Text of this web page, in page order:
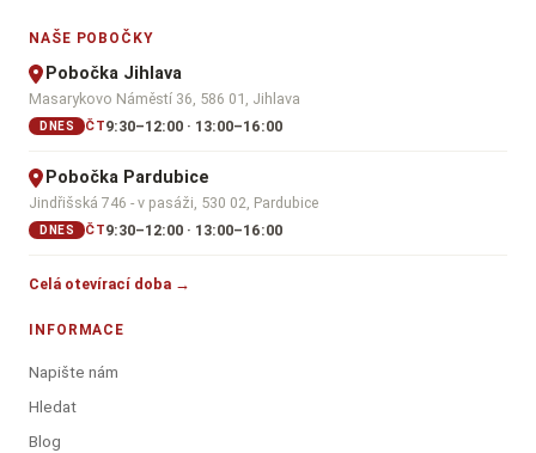
NAŠE POBOČKY
Pobočka Jihlava
Masarykovo Náměstí 36, 586 01, Jihlava
DNES ČT9:30–12:00 · 13:00–16:00
Pobočka Pardubice
Jindřišská 746 - v pasáži, 530 02, Pardubice
DNES ČT9:30–12:00 · 13:00–16:00
Celá otevírací doba →
INFORMACE
Napište nám
Hledat
Blog